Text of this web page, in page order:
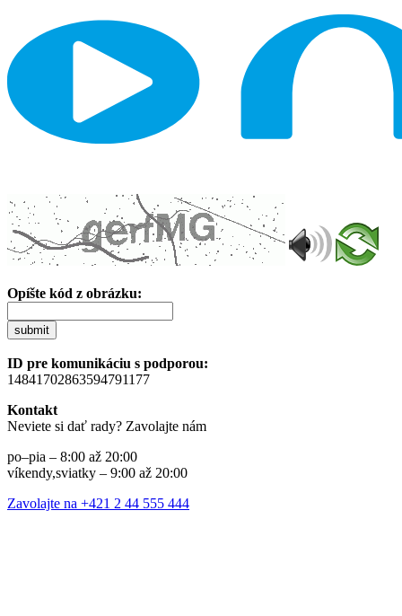
Opíšte kód z obrázku:
submit
ID pre komunikáciu s podporou:
14841702863594791177
Kontakt
Neviete si dať rady? Zavolajte nám
po–pia – 8:00 až 20:00
víkendy,sviatky – 9:00 až 20:00
Zavolajte na +421 2 44 555 444